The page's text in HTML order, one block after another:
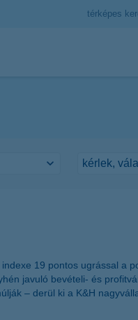
térképes
19 pontos ugrással a
javuló bevételi- és
– derül ki a K&H